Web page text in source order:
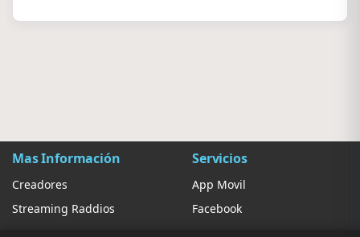
Mas Información
Creadores
Streaming Raddios
Servicios
App Movil
Facebook